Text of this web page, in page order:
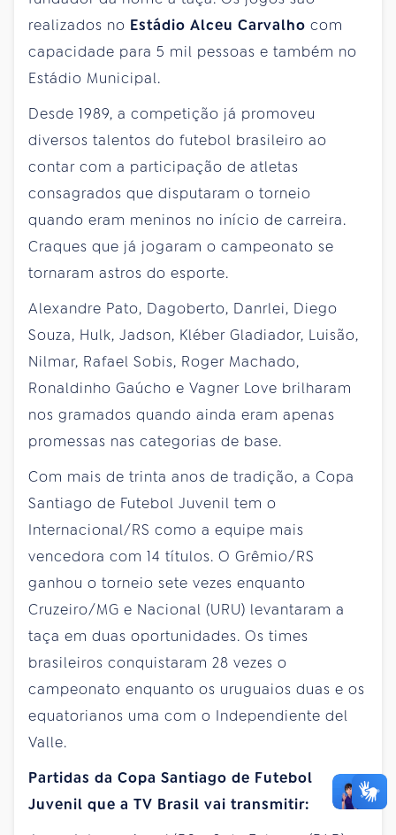
realizados no Estádio Alceu Carvalho com
capacidade para 5 mil pessoas e também no
Estádio Municipal.
Desde 1989, a competição já promoveu
diversos talentos do futebol brasileiro ao
contar com a participação de atletas
consagrados que disputaram o torneio
quando eram meninos no início de carreira.
Craques que já jogaram o campeonato se
tornaram astros do esporte.
Alexandre Pato, Dagoberto, Danrlei, Diego
Souza, Hulk, Jadson, Kléber Gladiador, Luisão,
Nilmar, Rafael Sobis, Roger Machado,
Ronaldinho Gaúcho e Vagner Love brilharam
nos gramados quando ainda eram apenas
promessas nas categorias de base.
Com mais de trinta anos de tradição, a Copa
Santiago de Futebol Juvenil tem o
Internacional/RS como a equipe mais
vencedora com 14 títulos. O Grêmio/RS
ganhou o torneio sete vezes enquanto
Cruzeiro/MG e Nacional (URU) levantaram a
taça em duas oportunidades. Os times
brasileiros conquistaram 28 vezes o
campeonato enquanto os uruguaios duas e os
equatorianos uma com o Independiente del
Valle.
Partidas da Copa Santiago de Futebol
Juvenil que a TV Brasil vai transmitir: